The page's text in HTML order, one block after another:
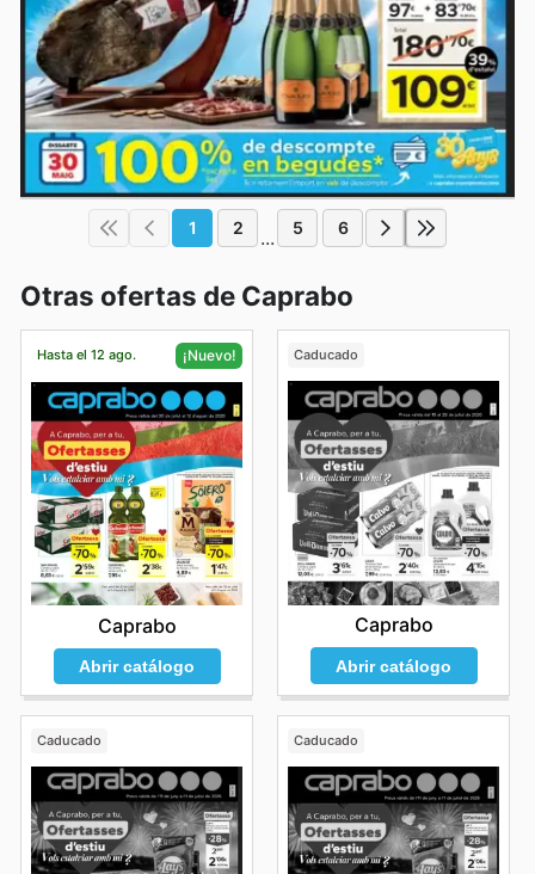
1 2 ... 5 6
Otras ofertas de Caprabo
Hasta el 12 ago. ¡Nuevo!
Caprabo
Abrir catálogo
Caducado
Caprabo
Abrir catálogo
Caducado Caducado